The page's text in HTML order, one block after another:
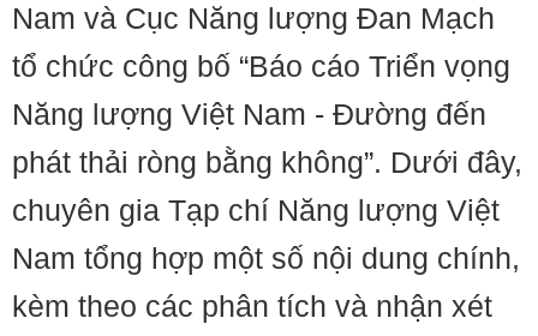
Nam và Cục Năng lượng Đan Mạch
tổ chức công bố “Báo cáo Triển vọng
Năng lượng Việt Nam - Đường đến
phát thải ròng bằng không”. Dưới đây,
chuyên gia Tạp chí Năng lượng Việt
Nam tổng hợp một số nội dung chính,
kèm theo các phân tích và nhận xét